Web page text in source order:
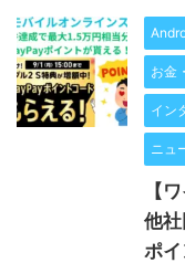
お金
イン
ニュ
【
他
ポ